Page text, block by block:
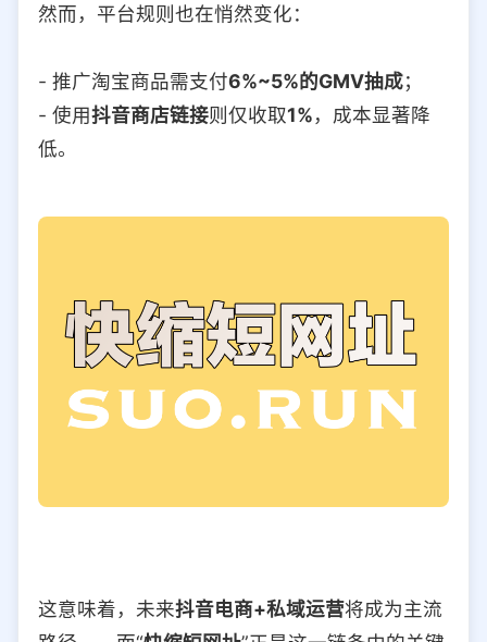
然而，平台规则也在悄然变化：
- 推广淘宝商品需支付6%~5%的GMV抽成；
- 使用抖音商店链接则仅收取1%，成本显著降
低。
这意味着，未来抖音电商+私域运营将成为主流